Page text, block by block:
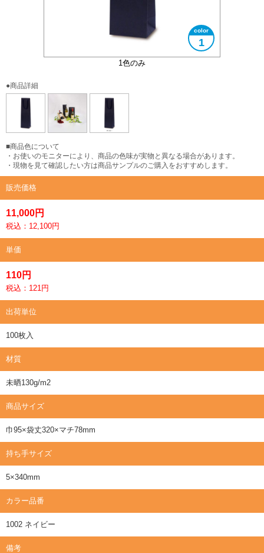
1色のみ
1
500mlボトルに最適です
●商品詳細
■商品色について
・お使いのモニターにより、商品の色味が実物と異なる場合があります。
・現物を見て確認したい方は商品サンプルのご購入をおすすめします。
販売価格
11,000円
税込：12,100円
単価
110円
税込：121円
出荷単位
100枚入
材質
未晒130g/m2
商品サイズ
巾95×袋丈320×マチ78mm
持ち手サイズ
5×340mm
カラー品番
1002 ネイビー
備考